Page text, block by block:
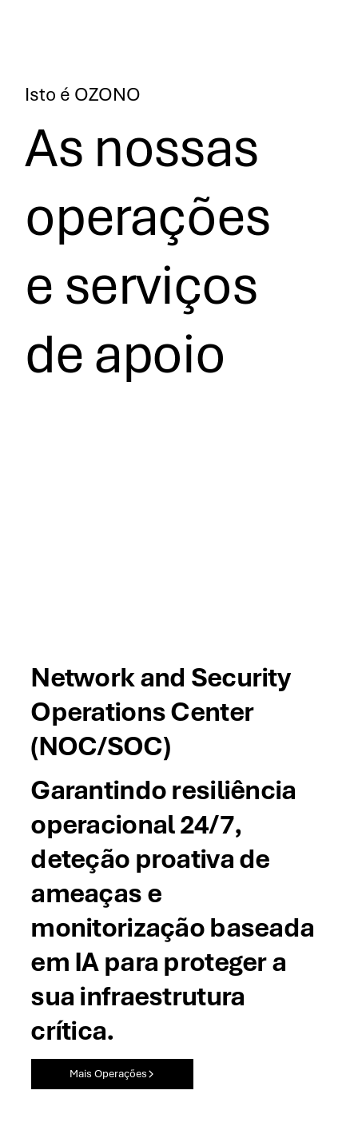
Network and Security
Operations Center
(NOC/SOC)
Garantindo resiliência
operacional 24/7,
deteção proativa de
ameaças e
monitorização baseada
em IA para proteger a
sua infraestrutura
crítica.
Mais Operações
Isto é OZONO
As nossas
operações
e serviços
de apoio